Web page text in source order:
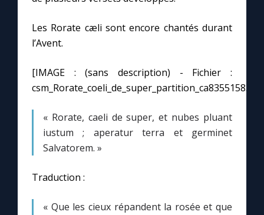
Marie de Nazareth
Les Rorate cæli sont encore chantés durant
l’Avent.
[IMAGE : (sans description) - Fichier :
« Rorate, caeli de super, et nubes pluant
iustum ; aperatur terra et germinet
Salvatorem. »
Traduction :
« Que les cieux répandent la rosée et que